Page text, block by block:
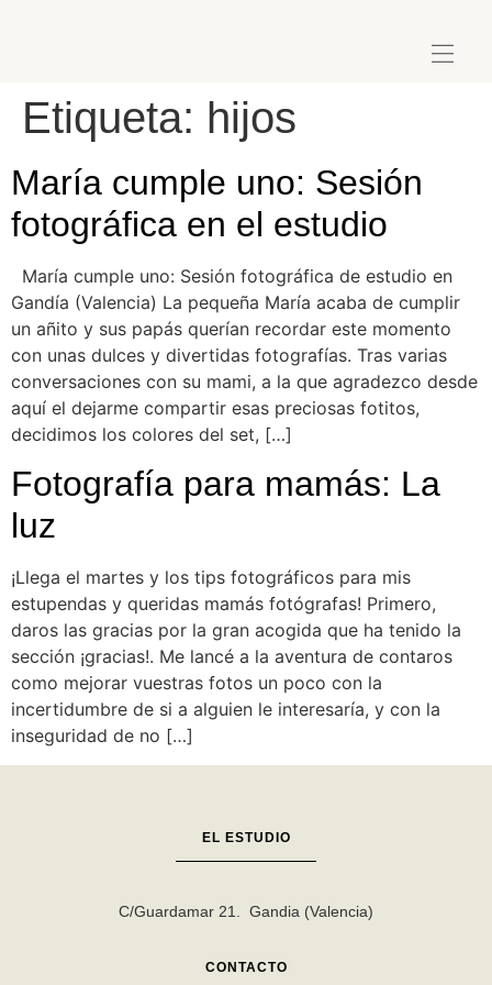
Etiqueta: hijos
María cumple uno: Sesión
fotográfica en el estudio
María cumple uno: Sesión fotográfica de estudio en
Gandía (Valencia) La pequeña María acaba de cumplir
un añito y sus papás querían recordar este momento
con unas dulces y divertidas fotografías. Tras varias
conversaciones con su mami, a la que agradezco desde
aquí el dejarme compartir esas preciosas fotitos,
decidimos los colores del set, […]
Fotografía para mamás: La
luz
¡Llega el martes y los tips fotográficos para mis
estupendas y queridas mamás fotógrafas! Primero,
daros las gracias por la gran acogida que ha tenido la
sección ¡gracias!. Me lancé a la aventura de contaros
como mejorar vuestras fotos un poco con la
incertidumbre de si a alguien le interesaría, y con la
inseguridad de no […]
EL ESTUDIO
C/Guardamar 21. Gandia (Valencia)
CONTACTO